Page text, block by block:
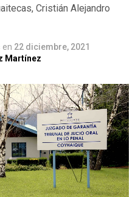
Cristián Alejandro
en 22 diciembre, 2021
Martínez